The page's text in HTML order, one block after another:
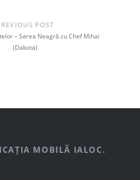
POST
– Sarea Neagră cu Chef Mihai
(Dakota)
MOBILĂ IALOC.